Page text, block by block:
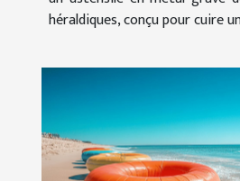
héraldiques, conçu pour cuire